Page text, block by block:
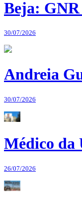
Beja: GNR
30/07/2026
Andreia
30/07/2026
Médico da
26/07/2026